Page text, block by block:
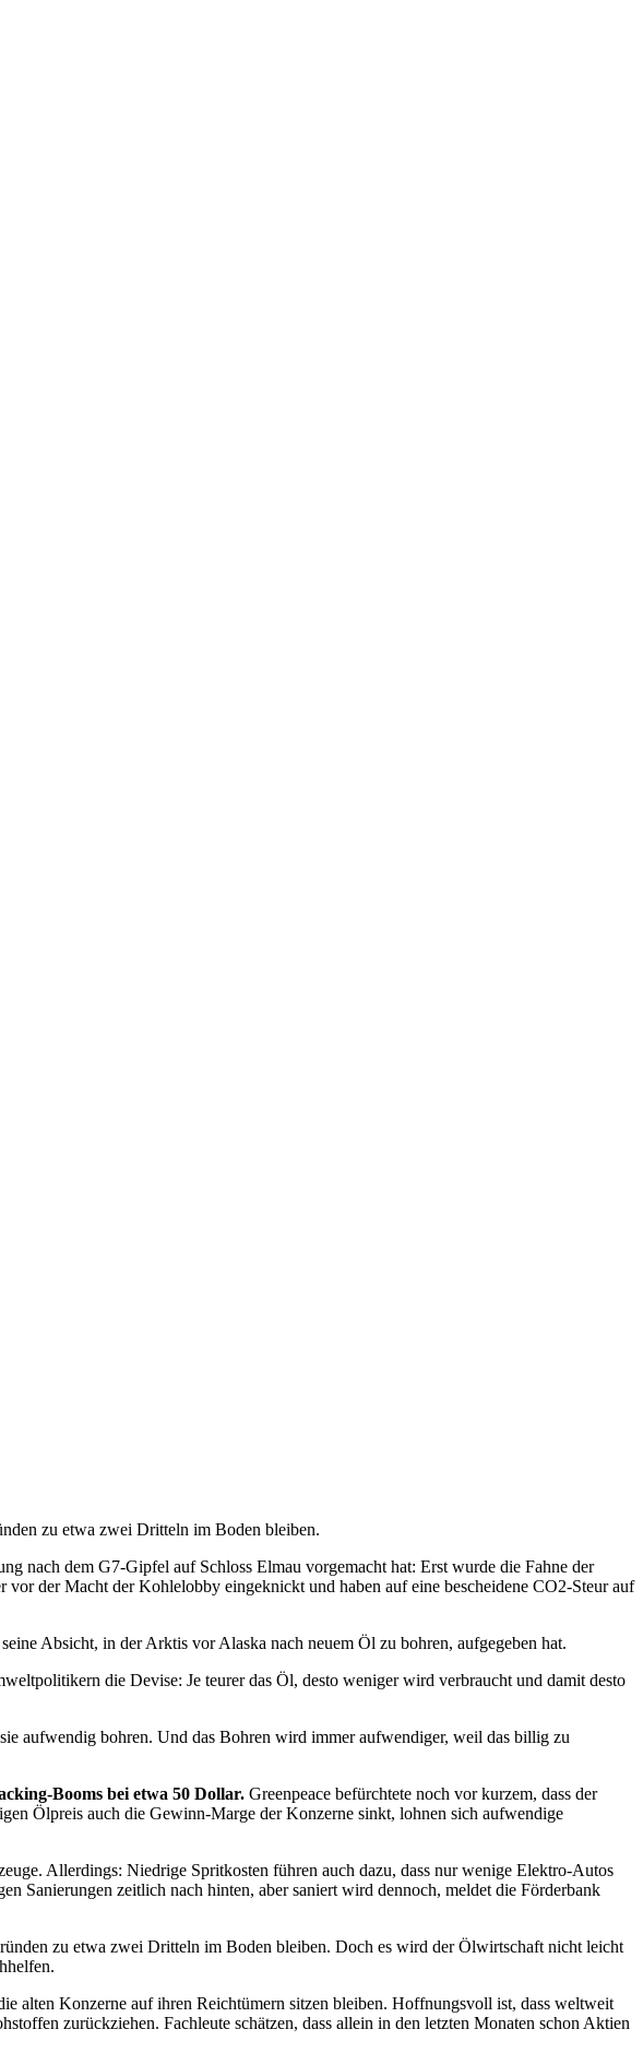
zu etwa zwei Dritteln im Boden bleiben.
nach dem G7-Gipfel auf Schloss Elmau vorgemacht hat: Erst wurde die Fahne der
der Macht der Kohlelobby eingeknickt und haben auf eine bescheidene CO2-Steur auf
Absicht, in der Arktis vor Alaska nach neuem Öl zu bohren, aufgegeben hat.
die Devise: Je teurer das Öl, desto weniger wird verbraucht und damit desto
aufwendig bohren. Und das Bohren wird immer aufwendiger, weil das billig zu
Booms bei etwa 50 Dollar. Greenpeace befürchtete noch vor kurzem, dass der
Ölpreis auch die Gewinn-Marge der Konzerne sinkt, lohnen sich aufwendige
Allerdings: Niedrige Spritkosten führen auch dazu, dass nur wenige Elektro-Autos
Sanierungen zeitlich nach hinten, aber saniert wird dennoch, meldet die Förderbank
zu etwa zwei Dritteln im Boden bleiben. Doch es wird der Ölwirtschaft nicht leicht
alten Konzerne auf ihren Reichtümern sitzen bleiben. Hoffnungsvoll ist, dass weltweit
zurückziehen. Fachleute schätzen, dass allein in den letzten Monaten schon Aktien